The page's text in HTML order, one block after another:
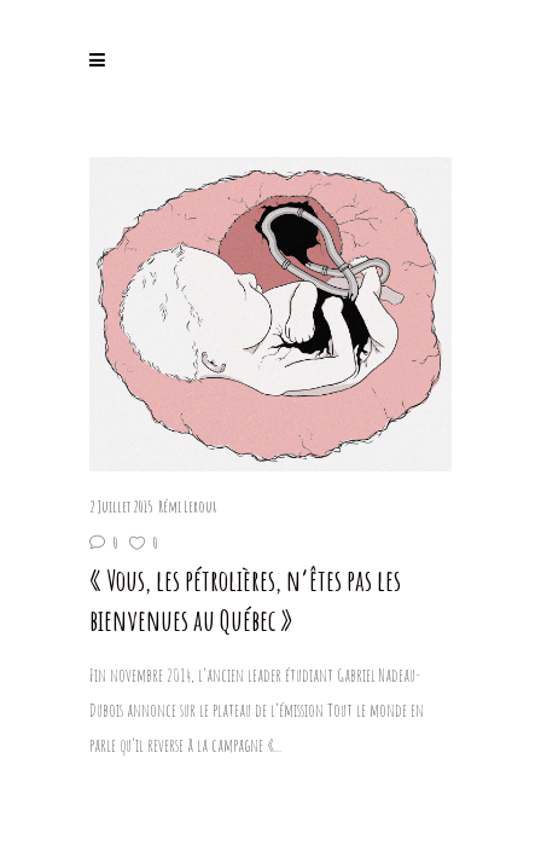
2 Juillet 2015 Rémi Leroux
0
0
« Vous, les pétrolières, n’êtes pas les
bienvenues au Québec »
Fin novembre 2014, l’ancien leader étudiant Gabriel Nadeau-
Dubois annonce sur le plateau de l’émission Tout le monde en
parle qu’il reverse à la campagne «...